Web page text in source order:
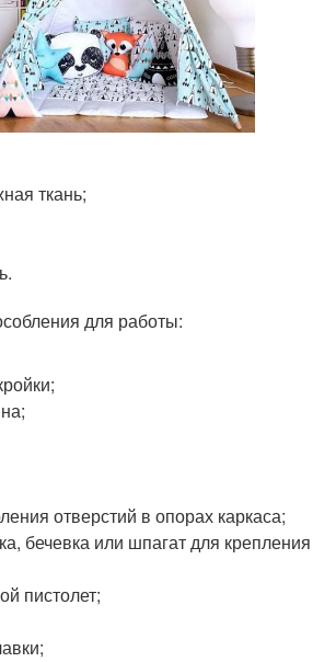
ткань;
для работы:
отверстий в опорах каркаса;
бечевка или шпагат для крепления
пистолет;